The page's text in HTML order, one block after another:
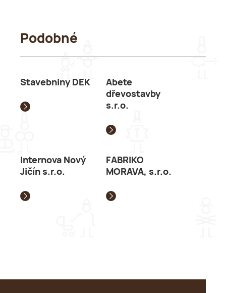
Podobné
Stavebniny DEK
Abete
dřevostavby
s.r.o.
Internova Nový
Jičín s.r.o.
FABRIKO
MORAVA, s.r.o.